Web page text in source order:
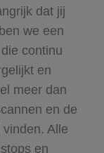
dat jij
we een
continu
en
meer dan
en de
Alle
en